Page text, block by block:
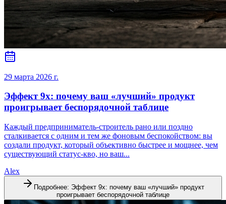
29 марта 2026 г.
Эффект 9x: почему ваш «лучший» продукт
проигрывает беспорядочной таблице
Каждый предприниматель-строитель рано или поздно
сталкивается с одним и тем же фоновым беспокойством: вы
создали продукт, который объективно быстрее и мощнее, чем
существующий статус-кво, но ваш...
Alex
Подробнее: Эффект 9x: почему ваш «лучший» продукт
проигрывает беспорядочной таблице